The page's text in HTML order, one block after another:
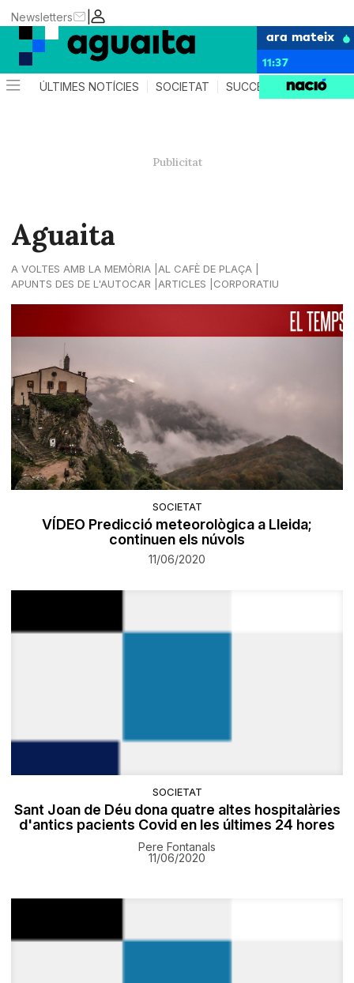
|
Newsletters
ara mateix
11:37
ÚLTIMES NOTÍCIES SOCIETAT SUCCESSOS AGENDA
Aguaita
A VOLTES AMB LA MEMÒRIA
AL CAFÈ DE PLAÇA
APUNTS DES DE L'AUTOCAR
ARTICLES CORPORATIU
SOCIETAT
VÍDEO Predicció meteorològica a Lleida;
continuen els núvols
11/06/2020
SOCIETAT
Sant Joan de Déu dona quatre altes hospitalàries
d'antics pacients Covid en les últimes 24 hores
Pere Fontanals
11/06/2020